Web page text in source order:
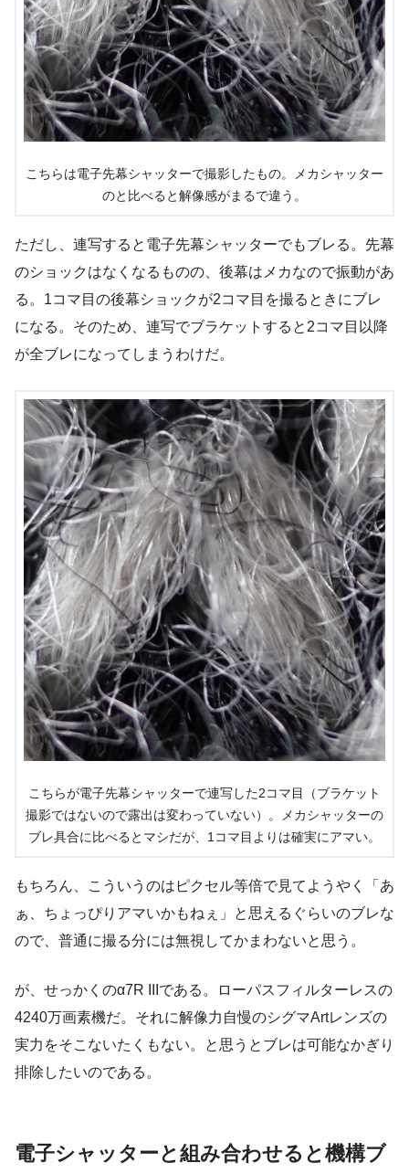
こちらは電子先幕シャッターで撮影したもの。メカシャッター
のと比べると解像感がまるで違う。
ただし、連写すると電子先幕シャッターでもブレる。先幕
のショックはなくなるものの、後幕はメカなので振動があ
る。1コマ目の後幕ショックが2コマ目を撮るときにブレ
になる。そのため、連写でブラケットすると2コマ目以降
が全ブレになってしまうわけだ。
こちらが電子先幕シャッターで連写した2コマ目（ブラケット
撮影ではないので露出は変わっていない）。メカシャッターの
ブレ具合に比べるとマシだが、1コマ目よりは確実にアマい。
もちろん、こういうのはピクセル等倍で見てようやく「あ
ぁ、ちょっぴりアマいかもねぇ」と思えるぐらいのブレな
ので、普通に撮る分には無視してかまわないと思う。
が、せっかくのα7R IIIである。ローパスフィルターレスの
4240万画素機だ。それに解像力自慢のシグマArtレンズの
実力をそこないたくもない。と思うとブレは可能なかぎり
排除したいのである。
電子シャッターと組み合わせると機構ブ